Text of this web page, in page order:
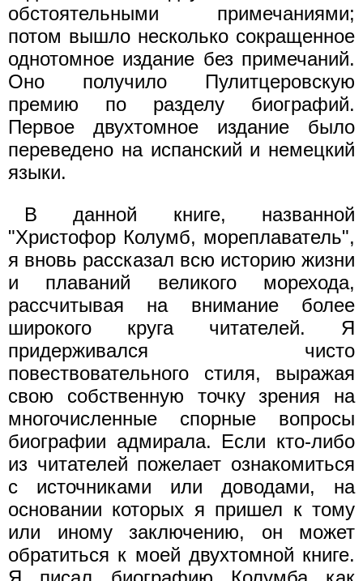
обстоятельными примечаниями;
потом вышло несколько сокращенное
однотомное издание без примечаний.
Оно получило Пулитцеровскую
премию по разделу биографий.
Первое двухтомное издание было
переведено на испанский и немецкий
языки.
В данной книге, названной
"Христофор Колумб, мореплаватель",
я вновь рассказал всю историю жизни
и плаваний великого морехода,
рассчитывая на внимание более
широкого круга читателей. Я
придерживался чисто
повествовательного стиля, выражая
свою собственную точку зрения на
многочисленные спорные вопросы
биографии адмирала. Если кто-либо
из читателей пожелает ознакомиться
с источниками или доводами, на
основании которых я пришел к тому
или иному заключению, он может
обратиться к моей двухтомной книге.